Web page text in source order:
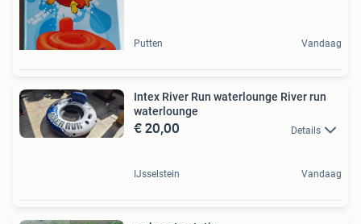
Putten Vandaag
Intex River Run waterlounge River run
waterlounge
€ 20,00 Details
IJsselstein Vandaag